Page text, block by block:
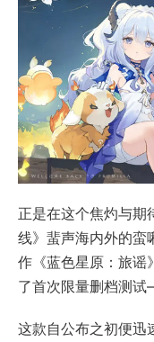
正是在这个焦灼与期
线》蜚声海内外的蛮
作《蓝色星原：旅谣
了首次限量删档测试
这款自公布之初便迅